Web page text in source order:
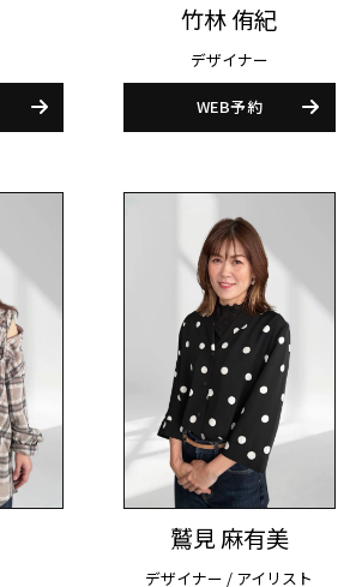
竹林 侑紀
デザイナー
WEB予約
鷲見 麻有美
デザイナー / アイリスト